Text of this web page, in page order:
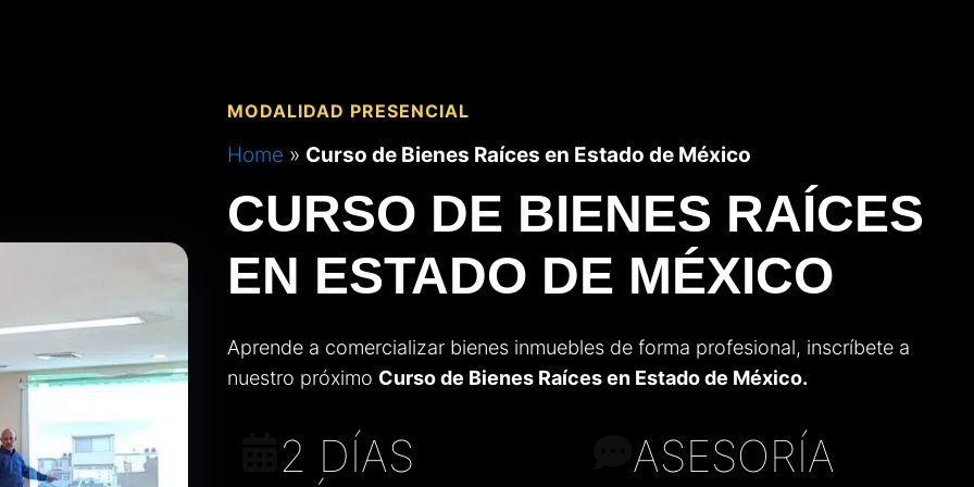
MODALIDAD PRESENCIAL
Home » Curso de Bienes Raíces en Estado de México
CURSO DE BIENES RAÍCES
EN ESTADO DE MÉXICO
Aprende a comercializar bienes inmuebles de forma profesional, inscríbete a
nuestro próximo Curso de Bienes Raíces en Estado de México.
2 DÍAS
ASESORÍA